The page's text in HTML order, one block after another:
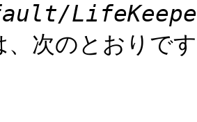
、次のとおりで